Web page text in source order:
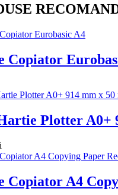
Copiator
Plotter A0+
Copiator A4